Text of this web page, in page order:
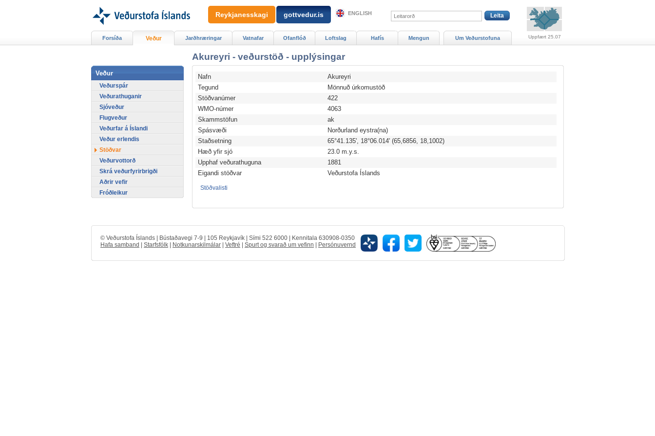
Akureyri - veðurstöð - upplýsingar
Nafn
Akureyri
Tegund
Mönnuð úrkomustöð
Stöðvanúmer
422
WMO-númer
4063
Skammstöfun
ak
Spásvæði
Norðurland eystra(na)
Staðsetning
65°41.135', 18°06.014' (65,6856, 18,1002)
Hæð yfir sjó
23.0 m.y.s.
Upphaf veðurathuguna
1881
Eigandi stöðvar
Veðurstofa Íslands
Stöðvalisti
Forsíða Veður Jarðhræringar Vatnafar Ofanflóð Loftslag Hafís Mengun Um Veðurstofuna
Veður
Veðurspár
Veðurathuganir
Sjóveður
Flugveður
Veðurfar á Íslandi
Veður erlendis
Stöðvar
Veðurvottorð
Skrá veðurfyrirbrigði
Aðrir vefir
Fróðleikur
Uppfært 25.07
Reykjanesskagi gottvedur.is ENGLISH
© Veðurstofa Íslands | Bústaðavegi 7-9 | 105 Reykjavík | Sími 522 6000 | Kennitala 630908-0350
Hafa samband
Starfsfólk Notkunarskilmálar Veftré Spurt og svarað um vefinn Persónuvernd